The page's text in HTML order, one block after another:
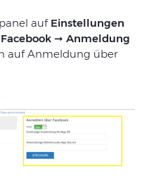
auf Einstellungen
➞ Anmeldung
auf Anmeldung über